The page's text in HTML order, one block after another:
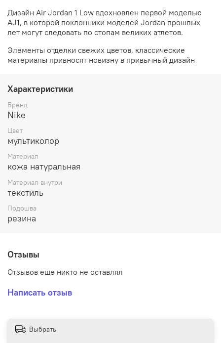
Дизайн Air Jordan 1 Low вдохновлен первой моделью
AJ1, в которой поклонники моделей Jordan прошлых
лет могут следовать по стопам великих атлетов.
Элементы отделки свежих цветов, классические
материалы привносят новизну в привычный дизайн
Характеристики
Бренд
Nike
Цвет
мультиколор
Материал
кожа натуральная
Материал внутри
текстиль
Подошва
резина
Отзывы
Отзывов еще никто не оставлял
Написать отзыв
Выбрать